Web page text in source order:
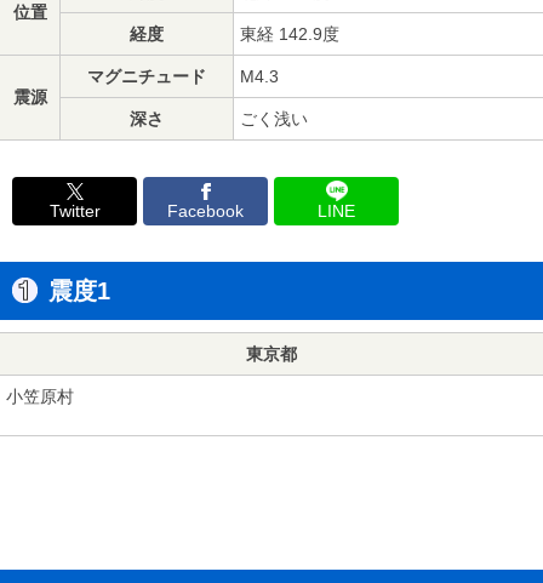
位置
経度 東経 142.9度
震源
マグニチュード M4.3
深さ ごく浅い
Twitter Facebook LINE
震度1
東京都
小笠原村